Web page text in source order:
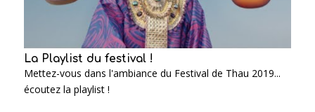
La Playlist du festival !
Mettez-vous dans l'ambiance du Festival de Thau 2019...
écoutez la playlist !